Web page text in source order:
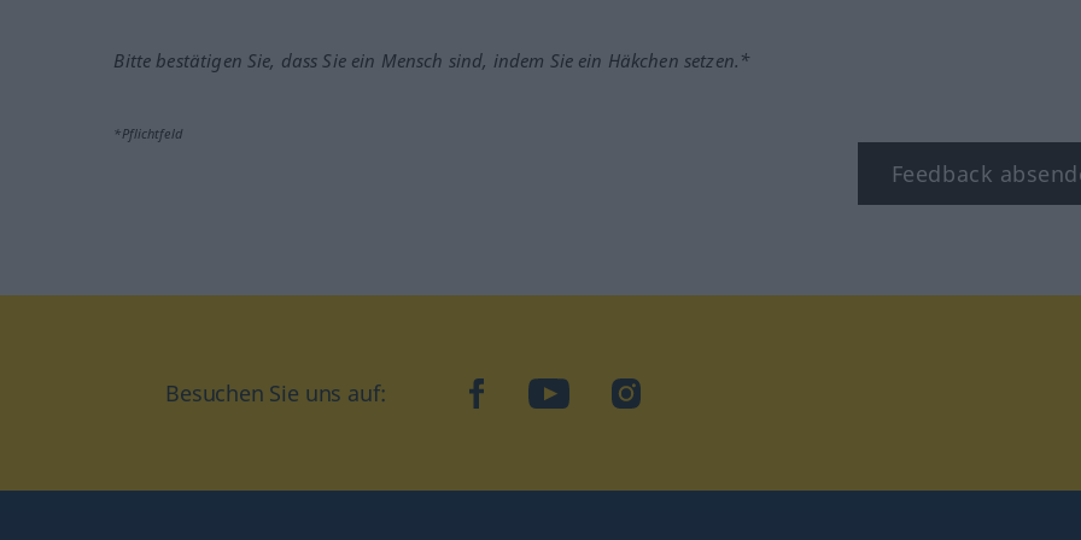
Bitte bestätigen Sie, dass Sie ein Mensch sind, indem Sie ein Häkchen setzen.*
*Pflichtfeld
Feedback
Besuchen Sie uns auf: facebookYouTubeInstagram